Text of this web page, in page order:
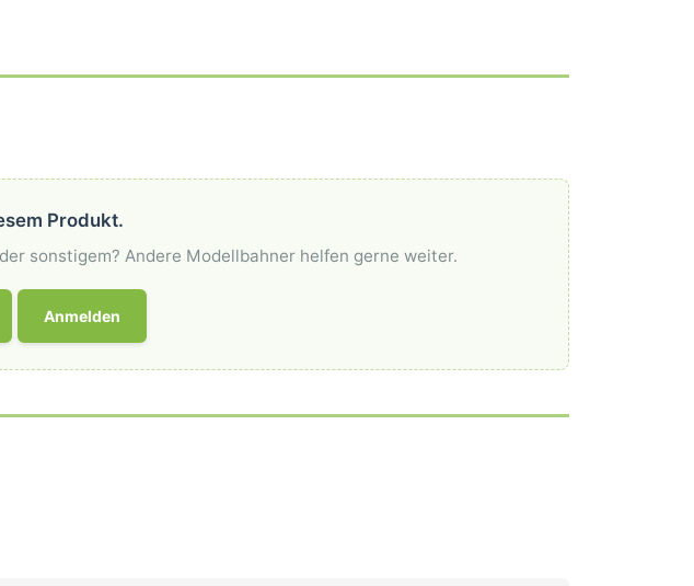
Produkt.
sonstigem? Andere Modellbahner helfen gerne weiter.
Anmelden